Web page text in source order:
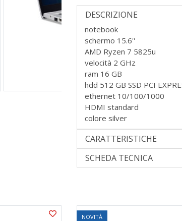
DESCRIZIONE
notebook
schermo 15.6''
AMD Ryzen 7 5825u
velocità 2 GHz
ram 16 GB
hdd 512 GB SSD PCI
ethernet 10/100/1000
HDMI standard
colore silver
CARATTERISTICHE
SCHEDA TECNICA
NOVITÀ